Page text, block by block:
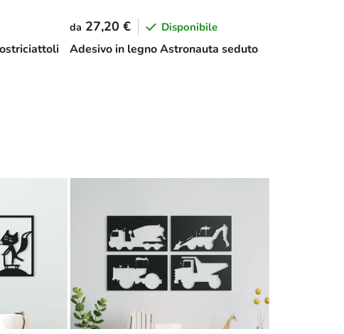
Adesivo in legno Astronauta seduto
da 27,20 € Disponibile